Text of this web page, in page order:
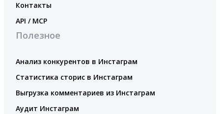
Контакты
API / MCP
Полезное
Анализ конкурентов в Инстаграм
Статистика сторис в Инстаграм
Выгрузка комментариев из Инстаграм
Аудит Инстаграм